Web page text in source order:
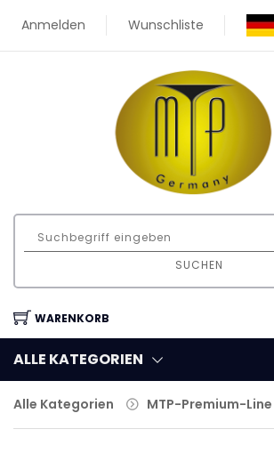
Anmelden Wunschliste
SUCHEN
WARENKORB
ALLE KATEGORIEN
Alle Kategorien MTP-Premium-Line